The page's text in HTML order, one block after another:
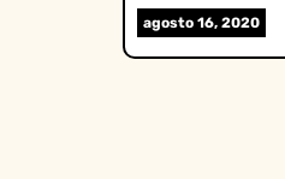
agosto 16, 2020